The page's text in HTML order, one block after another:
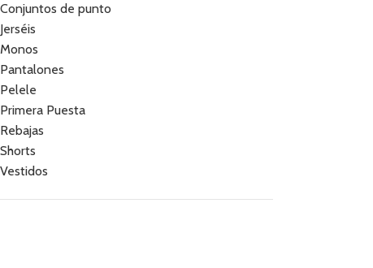
Conjuntos de punto
Jerséis
Monos
Pantalones
Pelele
Primera Puesta
Rebajas
Shorts
Vestidos